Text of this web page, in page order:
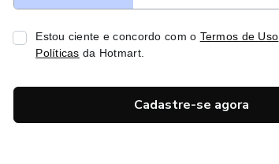
Estou ciente e concordo com o Termos de Uso
Políticas da Hotmart.
Cadastre-se agora